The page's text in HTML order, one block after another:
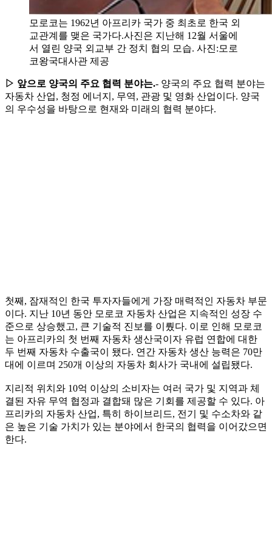
모로코는 1962년 아프리카 국가 중 최초로 한국 외
교관계를 맺은 국가다.사진은 지난해 12월 서울에
서 열린 양국 외교부 간 정치 협의 모습. 사진:모로
코왕국대사관 제공
▷ 앞으로 양국의 주요 협력 분야는.- 양국의 주요 협력 분야는
자동차 산업, 청정 에너지, 무역, 관광 및 영화 산업이다. 양국
의 우수성을 바탕으로 현재와 미래의 협력 분야다.
첫째, 잠재적인 한국 투자자들에게 가장 매력적인 자동차 부문
이다. 지난 10년 동안 모로코 자동차 산업은 지속적인 성장 수
준으로 상승했고, 큰 기술적 진보를 이뤘다. 이로 인해 모로코
는 아프리카의 첫 번째 자동차 생산국이자 유럽 연합에 대한
두 번째 자동차 수출국이 됐다. 연간 자동차 생산 능력은 70만
대에 이르며 250개 이상의 자동차 회사가 국내에 설립됐다.
지리적 위치와 10억 이상의 소비자는 여러 국가 및 지역과 체
결된 자유 무역 협정과 결합돼 많은 기회를 제공할 수 있다. 아
프리카의 자동차 산업, 특히 하이브리드, 전기 및 수소차와 같
은 높은 기술 가치가 있는 분야에서 한국의 협력을 이어갔으면
한다.